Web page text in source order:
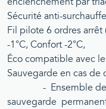
Sécurité anti-
Fil pilote 6 ordres
-1°C, Confort -2°C,
Éco compatible avec
Sauvegarde en cas de
- Ensemble des
sauvegarde